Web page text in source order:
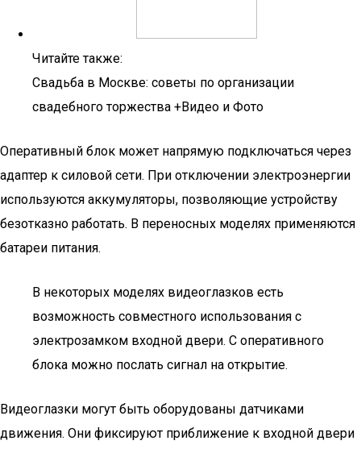
Читайте также:
Свадьба в Москве: советы по организации
свадебного торжества +Видео и Фото
Оперативный блок может напрямую подключаться через
адаптер к силовой сети. При отключении электроэнергии
используются аккумуляторы, позволяющие устройству
безотказно работать. В переносных моделях применяются
батареи питания.
В некоторых моделях видеоглазков есть
возможность совместного использования с
электрозамком входной двери. С оперативного
блока можно послать сигнал на открытие.
Видеоглазки могут быть оборудованы датчиками
движения. Они фиксируют приближение к входной двери